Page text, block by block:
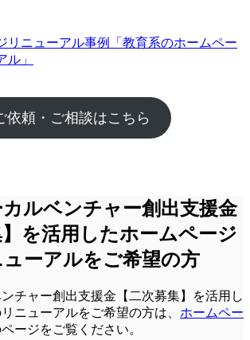
リニューアル事例「教育系のホームペー
ル」
依頼・ご相談はこちら
ルベンチャー創出支援金
】を活用したホームページ
ーアルをご希望の方
チャー創出支援金【二次募集】を活用し
ニューアルをご希望の方は、 ホームペー
ージをご覧ください。